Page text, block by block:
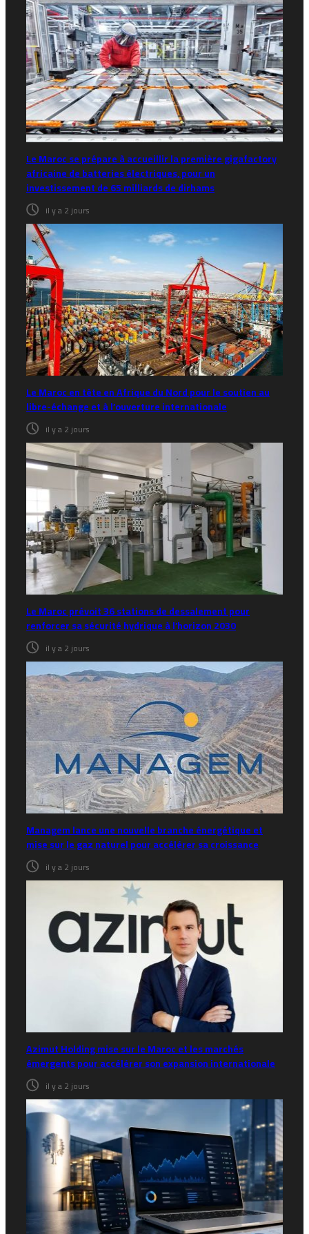
Le Maroc se prépare à accueillir la première gigafactory
africaine de batteries électriques, pour un
investissement de 65 milliards de dirhams
il y a 2 jours
Le Maroc en tête en Afrique du Nord pour le soutien au
libre-échange et à l’ouverture internationale
il y a 2 jours
Le Maroc prévoit 36 stations de dessalement pour
renforcer sa sécurité hydrique à l’horizon 2030
il y a 2 jours
Managem lance une nouvelle branche énergétique et
mise sur le gaz naturel pour accélérer sa croissance
il y a 2 jours
Azimut Holding mise sur le Maroc et les marchés
émergents pour accélérer son expansion internationale
il y a 2 jours